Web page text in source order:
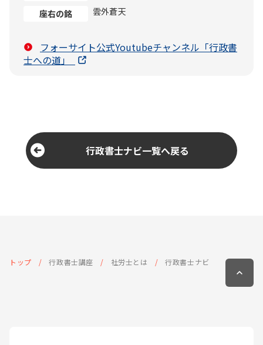
座右の銘
雲外蒼天
フォーサイト公式Youtubeチャンネル「行政書
士への道」
行政書士ナビ一覧へ戻る
トップ 行政書士講座 社労士とは 行政書士ナビ